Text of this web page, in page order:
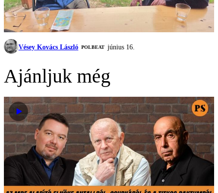
Vésey Kovács László ‎POLBEAT június 16.
Ajánljuk még